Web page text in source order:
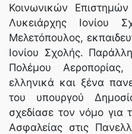
Κοινωνικών Επιστημών
Λυκειάρχης
Μελετόπουλος,
Ιονίου Σχολής.
Πολέμου
ελληνικά και ξένα
του υπουργού
σχεδίασε τον νόμο
Ασφαλείας στις